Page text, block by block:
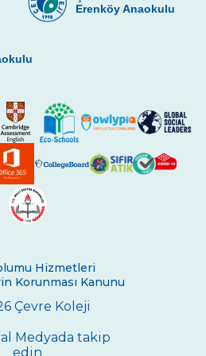
Kelebek Çiftliğinde
23 Nisan Coşkusu
“Şişli Atatürk Evi”nde
Erenköy Anaokulu
Hizmetleri
Korunması Kanunu
Çevre Koleji
Medyada takip
edin